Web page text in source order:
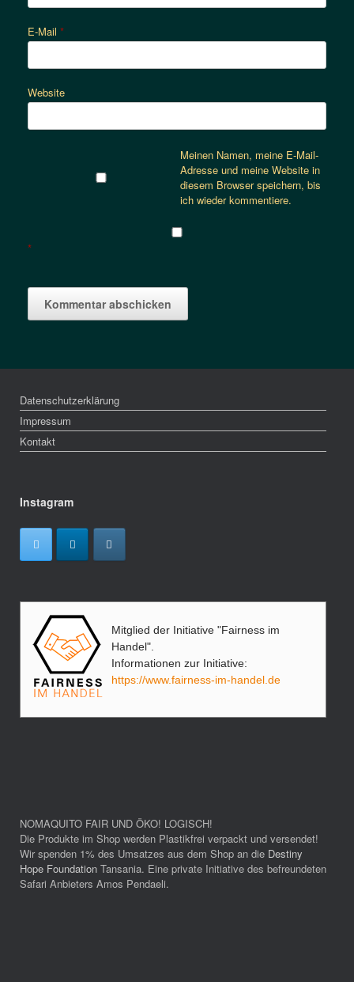
E-Mail *
Website
Meinen Namen, meine E-Mail-
Adresse und meine Website in
diesem Browser speichern, bis
ich wieder kommentiere.
*
Datenschutzerklärung
Impressum
Kontakt
Instagram
Mitglied der Initiative "Fairness im
Handel".
Informationen zur Initiative:
https://www.fairness-im-handel.de
NOMAQUITO FAIR UND ÖKO! LOGISCH!
Die Produkte im Shop werden Plastikfrei verpackt und versendet!
Wir spenden 1% des Umsatzes aus dem Shop an die Destiny
Hope Foundation Tansania. Eine private Initiative des befreundeten
Safari Anbieters Amos Pendaeli.